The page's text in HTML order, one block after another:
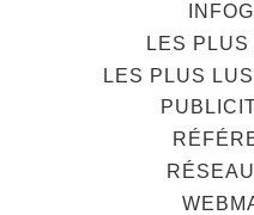
LES
LES PLUS